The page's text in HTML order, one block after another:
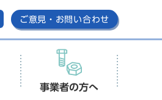
ご意見・お問い合わせ
事業者の方へ